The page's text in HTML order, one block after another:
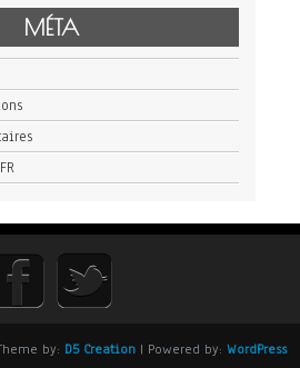
MÉTA
by: D5 Creation| Powered by: WordPress